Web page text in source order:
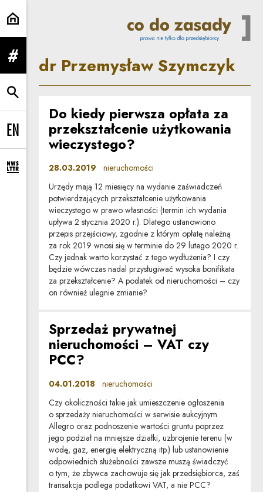
dr Przemysław Szymczyk | Co
rozwiń menu
rozwiń wyszukiwarkę
Change language to EN
rozwiń formularz zapisu na newsletter
dr Przemysław Szymczyk
Do kiedy pierwsza opłata za
przekształcenie użytkowania
wieczystego?
28.03.2019 nieruchomości
Urzędy mają 12 miesięcy na wydanie zaświadczeń
potwierdzających przekształcenie użytkowania
wieczystego w prawo własności (termin ich wydania
upływa 2 stycznia 2020 r.). Dlatego ustanowiono
przepis przejściowy, zgodnie z którym opłatę należną
za rok 2019 wnosi się w terminie do 29 lutego 2020 r.
Czy jednak warto korzystać z tego wydłużenia? I czy
będzie wówczas nadal przysługiwać wysoka bonifikata
za przekształcenie? A podatek od nieruchomości – czy
on również ulegnie zmianie?
Sprzedaż prywatnej
nieruchomości – VAT czy
PCC?
04.01.2018 nieruchomości
Czy okoliczności takie jak umieszczenie ogłoszenia
o sprzedaży nieruchomości w serwisie aukcyjnym
Allegro oraz podnoszenie wartości gruntu poprzez
jego podział na mniejsze działki, uzbrojenie terenu (w
wodę, gaz, energię elektryczną itp.) lub ustanowienie
odpowiednich służebności zawsze muszą świadczyć
o tym, że zbywca zachowuje się jak przedsiębiorca, zaś
transakcja podlega podatkowi VAT, a nie PCC?